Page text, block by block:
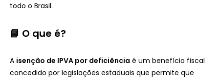
todo o Brasil.
📘 O que é?
A isenção de IPVA por deficiência é um benefício fiscal
concedido por legislações estaduais que permite que